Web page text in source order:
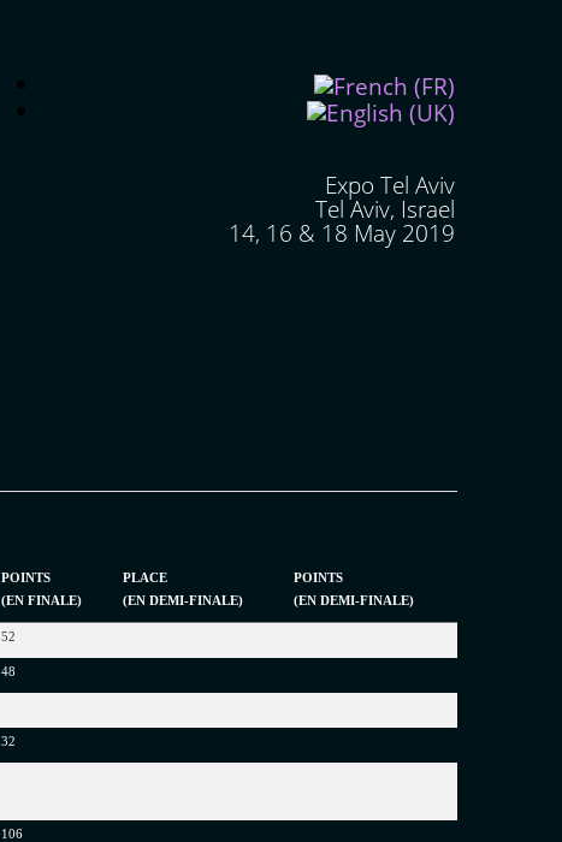
Expo Tel Aviv
Tel Aviv, Israel
14, 16 & 18 May 2019
POINTS
(EN FINALE)
PLACE
(EN DEMI-FINALE)
POINTS
(EN DEMI-FINALE)
52
48
32
106